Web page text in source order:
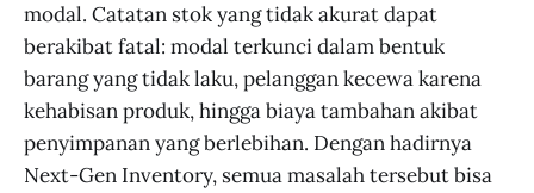
modal. Catatan stok yang tidak akurat dapat
berakibat fatal: modal terkunci dalam bentuk
barang yang tidak laku, pelanggan kecewa karena
kehabisan produk, hingga biaya tambahan akibat
penyimpanan yang berlebihan. Dengan hadirnya
Next-Gen Inventory, semua masalah tersebut bisa